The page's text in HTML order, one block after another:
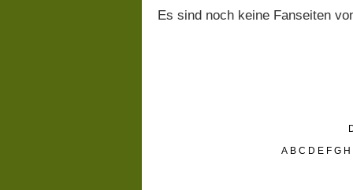
Es sind noch keine Fanseiten
A B C D E F G H